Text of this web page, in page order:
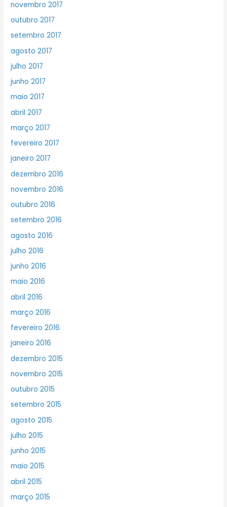
novembro 2017
outubro 2017
setembro 2017
agosto 2017
julho 2017
junho 2017
maio 2017
abril 2017
março 2017
fevereiro 2017
janeiro 2017
dezembro 2016
novembro 2016
outubro 2016
setembro 2016
agosto 2016
julho 2016
junho 2016
maio 2016
abril 2016
março 2016
fevereiro 2016
janeiro 2016
dezembro 2015
novembro 2015
outubro 2015
setembro 2015
agosto 2015
julho 2015
junho 2015
maio 2015
abril 2015
março 2015